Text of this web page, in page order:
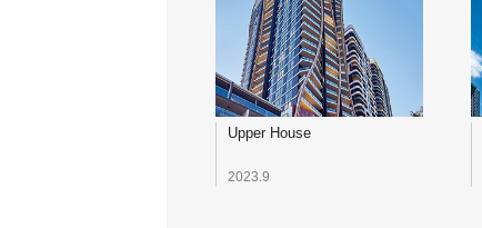
Upper House
2023.9